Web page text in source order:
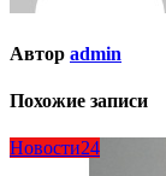
Автор admin
Похожие записи
Новости24